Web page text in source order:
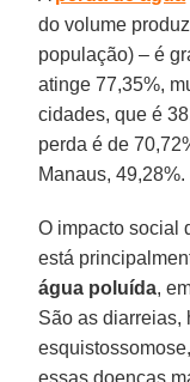
do volume
população) – é
atinge 77,35%,
cidades, que é
perda é de
Manaus, 49,28%.
O impacto social
está
água poluída,
São as diarreias,
essas doenças